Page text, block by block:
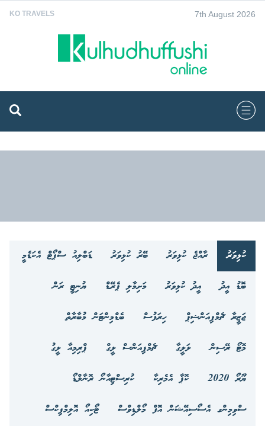
KO TRAVELS 7th August 2026
ކުޅިވަރު ރާއްޖެ ކުޅިވަރު ބޭރު ކުޅިވަރު
ޑަބްލިއު ސްޕޯޓް އެކަޑެމީ
ބޮޑު އީދު
އީދު ކުޅިވަރު މަށިމާލި ޕެރޭޑް
ޔުނިޓީ ރަން
ޖަޒީރާ ޗެމްޕިއަންޝިޕް
ހިރަފުސް
ބެޑްމިންޓަން މުބާރާތް
މޮޓޯ ރޭސިން
ލަލީގާ ޗެމްޕިއަންސް ލީގް
ޕްރިމިއާ ލީގު
ޔޫރޯ 2020
ކޮޕާ އެމެރިކާ
ކުރިސްޓިއާނޯ ރޮނާލްޑޯ
ސްވިމިންގ އެސޯސިއޭޝަން އޮފް މޯލްޑިވްސް
ޓޯކިއޯ އޮލިމްޕިކްސް